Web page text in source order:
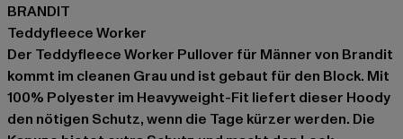
BRANDIT
Teddyfleece Worker
Der Teddyfleece Worker Pullover für Männer von Brandit
kommt im cleanen Grau und ist gebaut für den Block. Mit
100% Polyester im Heavyweight-Fit liefert dieser Hoody
den nötigen Schutz, wenn die Tage kürzer werden. Die